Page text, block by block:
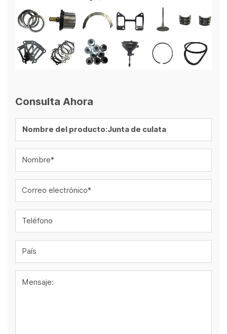
Consulta Ahora
Nombre*
Correo electrónico*
Teléfono
País
Mensaje: